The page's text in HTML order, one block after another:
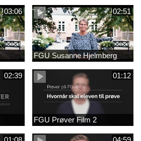
03:06 02:51
FGU Susanne Hjelmberg
02:39 01:12
FGU Prøver Film 2